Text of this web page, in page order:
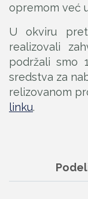
opremom već
U okviru
realizovali
podržali smo
sredstva za
relizovanom
linku.